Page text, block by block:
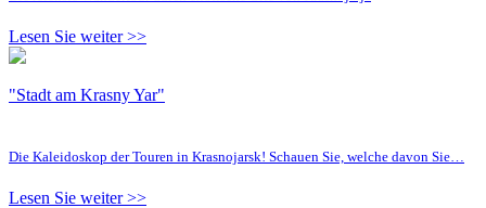
Lesen Sie weiter >>
"Stadt am Krasny Yar"
Die Kaleidoskop der Touren in Krasnojarsk! Schauen Sie, welche davon Sie…
Lesen Sie weiter >>